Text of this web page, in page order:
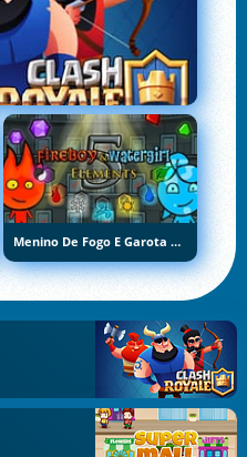
Menino De Fogo E Garota De Água 5: Elementos